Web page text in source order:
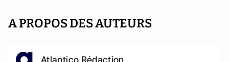
A PROPOS DES AUTEURS
Atlantico Rédaction